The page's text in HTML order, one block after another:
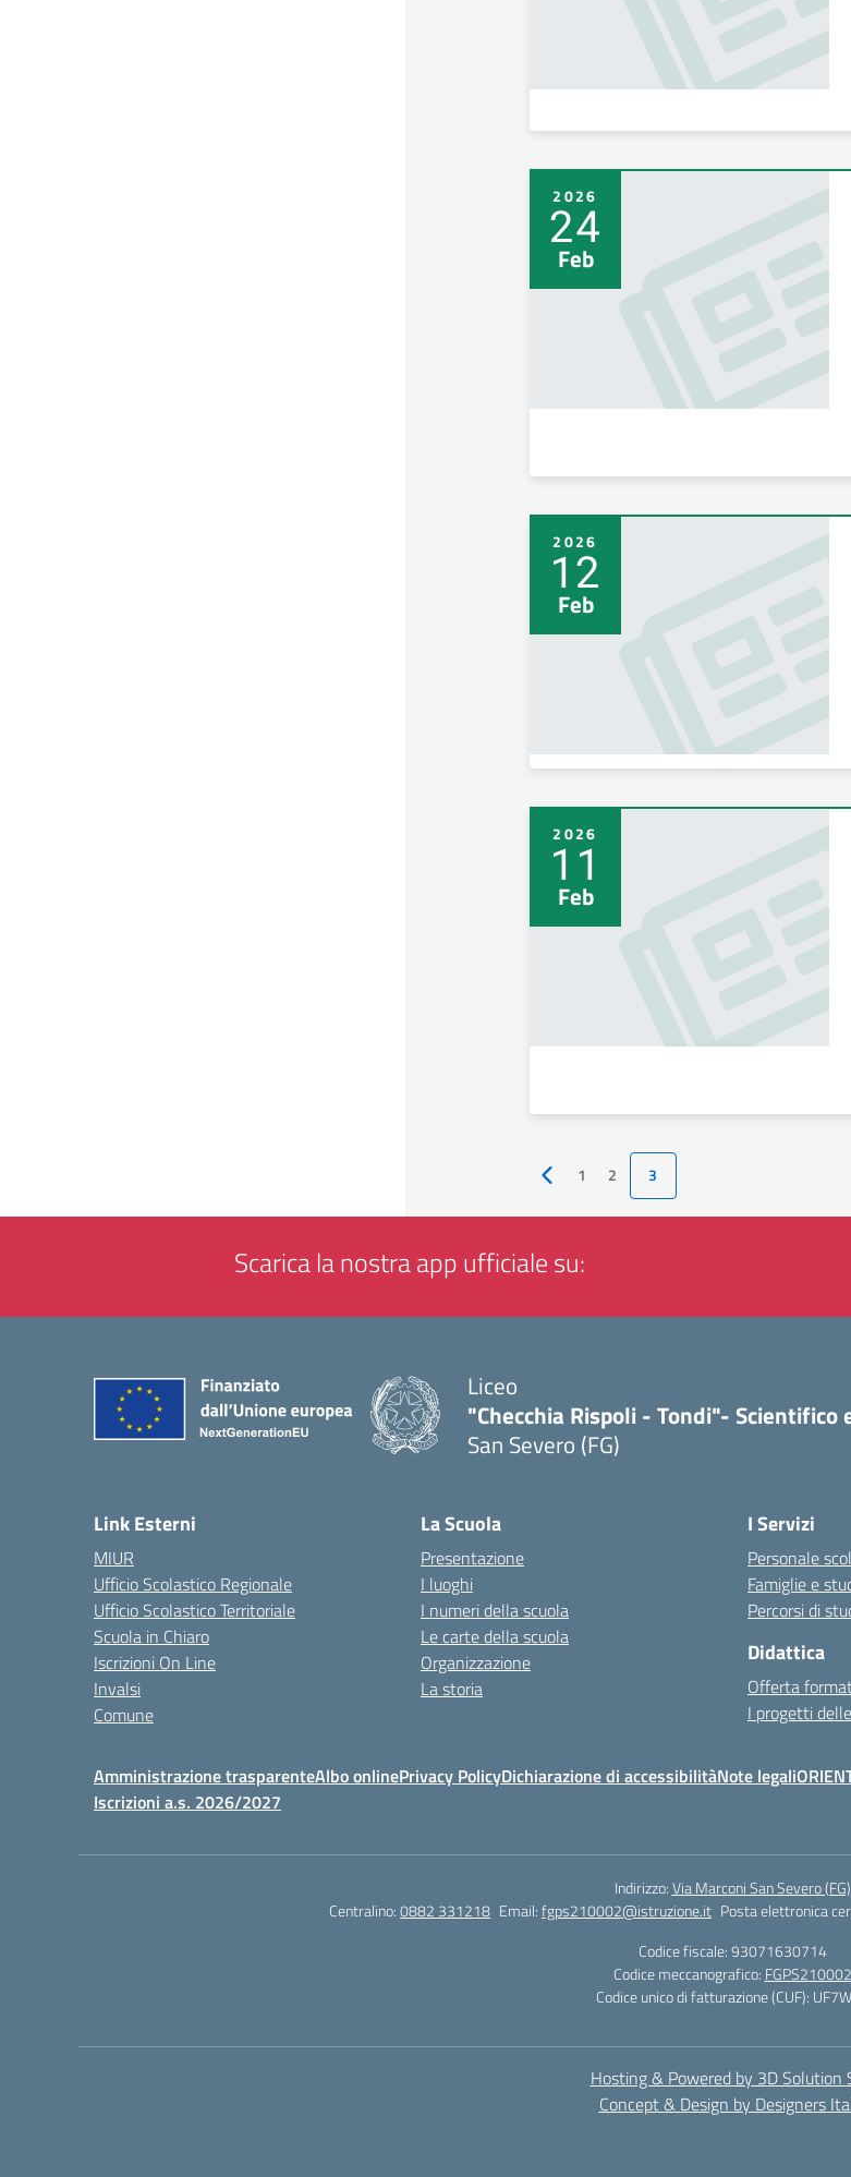
2026
24
Feb
2026
12
Feb
2026
11
Feb
Pagina precedente
1 2 3
Scarica la nostra app ufficiale su:
Liceo
"Checchia Rispoli - Tondi"- Scientifico
San Severo (FG)
Link Esterni
MIUR
Ufficio Scolastico Regionale
Ufficio Scolastico Territoriale
Scuola in Chiaro
Iscrizioni On Line
Invalsi
Comune
La Scuola
Presentazione
I luoghi
I numeri della scuola
Le carte della scuola
Organizzazione
La storia
I Servizi
Personale
Famiglie e
Percorsi di
Didattica
Offerta
I progetti
Amministrazione trasparenteAlbo onlinePrivacy PolicyDichiarazione di accessibilitàNote legali
Iscrizioni a.s. 2026/2027
Indirizzo:Via Marconi San Severo (FG)
Centralino:0882 331218 Email:fgps210002@istruzione.it Posta elettronica
Codice fiscale: 93071630714
Codice meccanografico: FGPS210002
Codice unico di fatturazione (CUF):
Hosting & Powered by 3D Solution
Concept & Design by Designers